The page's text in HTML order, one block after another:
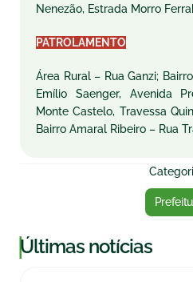
Nenezão, Estrada Morro
PATROLAMENTO
Área Rural – Rua Ganzi;
Emílio Saenger, Avenida
Monte Castelo, Travessa
Bairro Amaral Ribeiro – Rua
|Últimas notícias